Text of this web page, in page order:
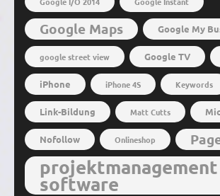
Google Maps Google My
google street view Google TV
iPhone iPhone 4S Keywords
Link-Bildung Matt Cutts
Nofollow Onlineshop
projektmanagement
software